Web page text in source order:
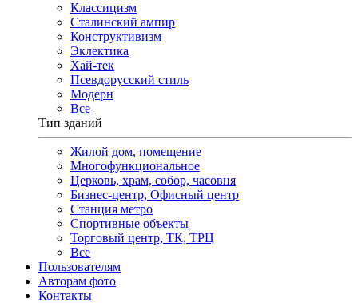
Классицизм
Сталинский ампир
Конструктивизм
Эклектика
Хай-тек
Псевдорусский стиль
Модерн
Все
Тип зданий
Жилой дом, помещение
Многофункциональное
Церковь, храм, собор, часовня
Бизнес-центр, Офисный центр
Станция метро
Спортивные объекты
Торговый центр, ТК, ТРЦ
Все
Пользователям
Авторам фото
Контакты